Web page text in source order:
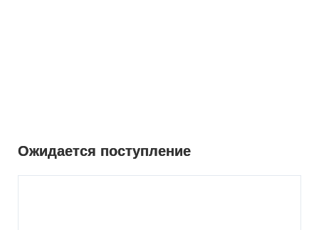
Ожидается поступление